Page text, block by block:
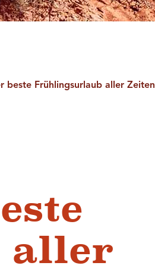
beste Frühlingsurlaub aller Zeiten
aller